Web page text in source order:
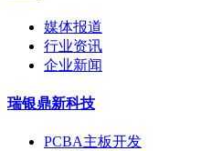
媒体报道
行业资讯
企业新闻
瑞银鼎新科技
PCBA主板开发